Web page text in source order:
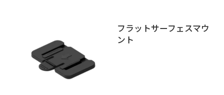
フラットサーフェスマウ
ント